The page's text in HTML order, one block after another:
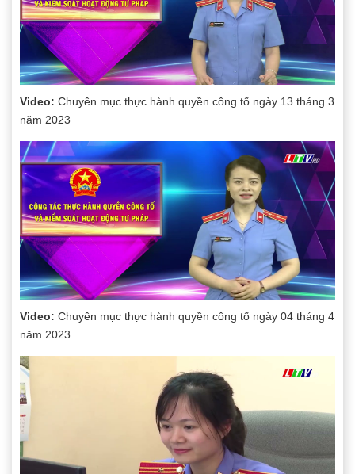
Video: Chuyên mục thực hành quyền công tố ngày 13 tháng 3
năm 2023
Video: Chuyên mục thực hành quyền công tố ngày 04 tháng 4
năm 2023